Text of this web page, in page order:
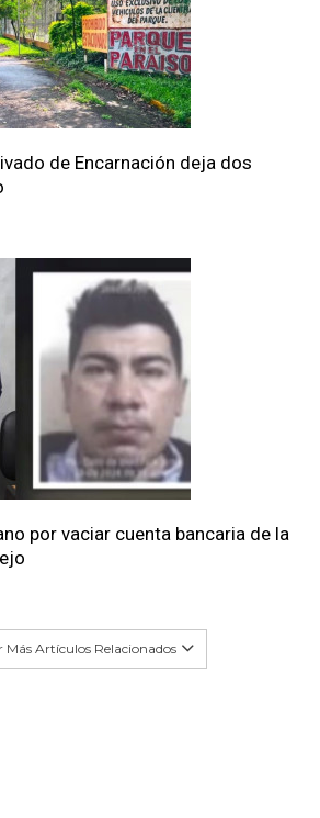
de Encarnación deja dos
por vaciar cuenta bancaria de la
Más Artículos Relacionados